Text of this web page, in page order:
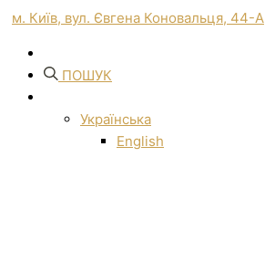
м. Київ, вул. Євгена Коновальця, 44-А
ПОШУК
Українська
English